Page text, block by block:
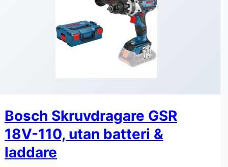
Bosch Skruvdragare GSR
18V-110, utan batteri &
laddare